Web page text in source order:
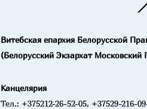
Витебская епархия Белорусской
(Белорусский Экзархат Московский
Канцелярия
Тел.: +375212-26-52-05, +37529-216-